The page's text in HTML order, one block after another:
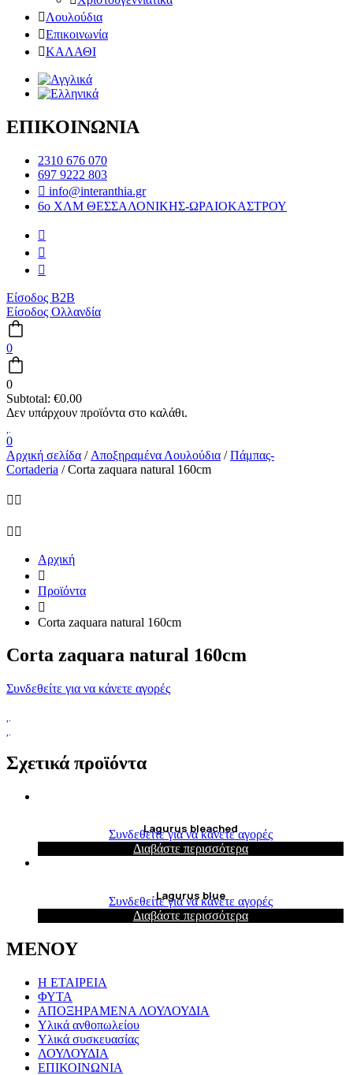
Λουλούδια
Επικοινωνία
ΚΑΛΑΘΙ
ΕΠΙΚΟΙΝΩΝΙΑ
2310 676 070
697 9222 803
info@interanthia.gr
6ο ΧΛΜ ΘΕΣΣΑΛΟΝΙΚΗΣ-ΩΡΑΙΟΚΑΣΤΡΟΥ
Είσοδος B2B
Είσοδος Ολλανδία
0
0
Subtotal: €0.00
0
Αρχική σελίδα / Αποξηραμένα Λουλούδια /Πάμπας-
Cortaderia / Corta zaquara natural 160cm
Αρχική
Προϊόντα
Corta zaquara natural 160cm
Corta zaquara natural 160cm
Συνδεθείτε για να κάνετε αγορές
Σχετικά προϊόντα
Lagurus bleached
Συνδεθείτε για να κάνετε αγορές
Διαβάστε περισσότερα
Lagurus blue
Συνδεθείτε για να κάνετε αγορές
Διαβάστε περισσότερα
ΜΕΝΟΥ
Η ΕΤΑΙΡΕΙΑ
ΦΥΤΑ
ΑΠΟΞΗΡΑΜΕΝΑ ΛΟΥΛΟΥΔΙΑ
Υλικά ανθοπωλείου
Υλικά συσκευασίας
ΛΟΥΛΟΥΔΙΑ
ΕΠΙΚΟΙΝΩΝΙΑ